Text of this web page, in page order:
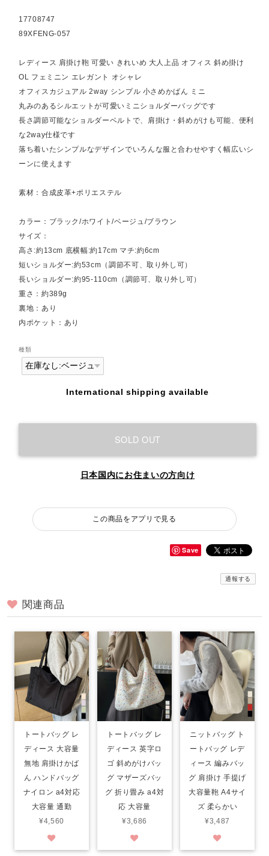
17708747
89XFENG-057
レディース 肩掛け鞄 可愛い きれいめ 大人上品 オフィス 斜め掛け
OL フェミニン エレガント オシャレ
オフィスカジュアル 2way シンプル 小さめかばん ミニ
丸みのあるシルエットが可愛いミニショルダーバッグです
長さ調節可能なショルダーベルトで、肩掛け・斜めがけも可能、便利
な2way仕様です
落ち着いたシンプルなデザインでいろんな服と合わせやすく幅広いシ
ーンに使えます
素材：合成皮革+ポリエステル
カラー：ブラック/ホワイト/ベージュ/ブラウン
サイズ：
高さ:約13cm 底横幅:約17cm マチ:約6cm
短いショルダー:約53cm（調節不可、取り外し可）
長いショルダー:約95-110cm（調節可、取り外し可）
重さ：約389g
裏地：あり
内ポケット：あり
種類
International shipping available
SOLD OUT
日本国内にお住まいの方向け
この商品をアプリで見る
Save
通報する
関連商品
トートバッグ レ
ディース 大容量
無地 肩掛けかば
ん ハンドバッグ
ナイロン a4対応
大容量 通勤
¥4,560
トートバッグ レ
ディース 英字ロ
ゴ 斜めがけバッ
グ マザーズバッ
グ 折り畳み a4対
応 大容量
¥3,686
ニットバッグ ト
ートバッグ レデ
ィース 編みバッ
グ 肩掛け 手提げ
大容量鞄 A4サイ
ズ 柔らかい
¥3,487